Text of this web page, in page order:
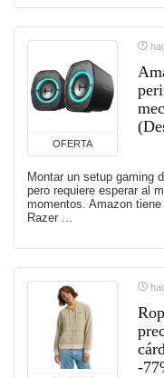
OFERTA
Montar un setup gaming
pero requiere esperar al
momentos. Amazon
Razer ...
-